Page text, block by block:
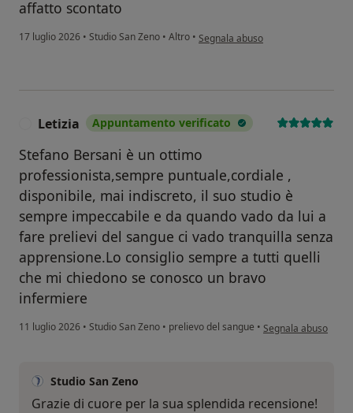
affatto scontato
17 luglio 2026 • Studio San Zeno • Altro • secondo l'opinione dell'utente Ddm
Segnala abuso
Letizia Appuntamento verificato
Stefano Bersani è un ottimo
professionista,sempre puntuale,cordiale ,
disponibile, mai indiscreto, il suo studio è
sempre impeccabile e da quando vado da lui a
fare prelievi del sangue ci vado tranquilla senza
apprensione.Lo consiglio sempre a tutti quelli
che mi chiedono se conosco un bravo
infermiere
11 luglio 2026 • Studio San Zeno • prelievo del sangue • secondo l'opinione
Segnala abuso
Studio San Zeno
Grazie di cuore per la sua splendida recensione!